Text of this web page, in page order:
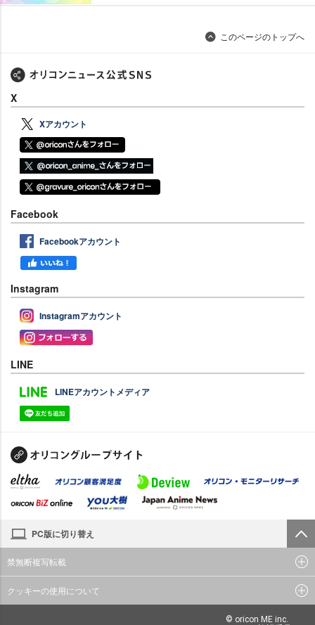
このページのトップへ
X
Xアカウント
Facebook
Facebookアカウント
Instagram
Instagramアカウント
LINE
LINEアカウントメディア
PC版に切り替え
禁無断複写転載
クッキーの使用について
© oricon ME inc.